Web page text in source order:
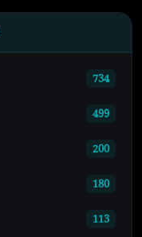
734
499
200
180
113